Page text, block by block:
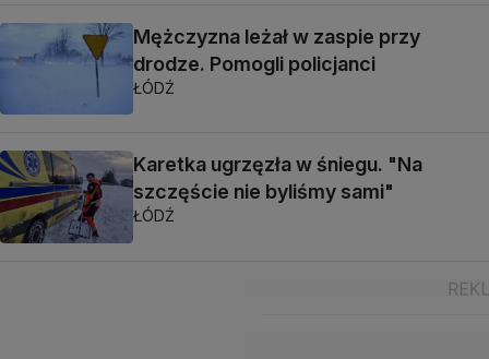
Mężczyzna leżał w zaspie przy
drodze. Pomogli policjanci
ŁÓDŹ
Karetka ugrzęzła w śniegu. "Na
szczęście nie byliśmy sami"
ŁÓDŹ